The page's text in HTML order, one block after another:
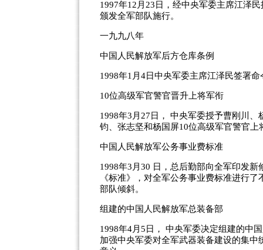
1997年12月23日，经中央军委主席江泽
颁发全军部队施行。
一九九八年
中国人民解放军后方仓库条例
1998年1月4日中央军委主席江泽民签署
10位高级军官警官晋升上将军衔
1998年3月27日， 中央军委授予曹刚川
钧、张志坚和杨国屏10位高级军官警官上
中国人民解放军公务事业费标准
1998年3月30 日，总后勤部向全军印发
《标准》，对全军公务事业费标准进行
部队倾斜。
组建的中国人民解放军总装备部
1998年4月5日， 中央军委决定组建的中
加强中央军委对全军武器装备建设的集